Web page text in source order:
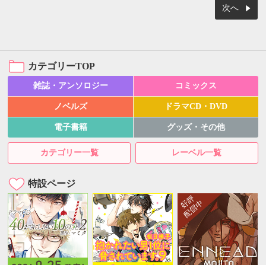
次へ
カテゴリーTOP
雑誌・アンソロジー コミックス
ノベルズ ドラマCD・DVD
電子書籍 グッズ・その他
カテゴリー一覧 レーベル一覧
特設ページ